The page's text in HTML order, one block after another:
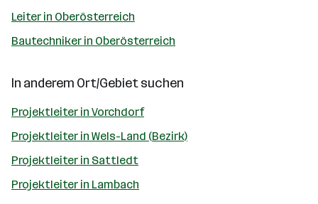
Leiter in Oberösterreich
Bautechniker in Oberösterreich
In anderem Ort/Gebiet suchen
Projektleiter in Vorchdorf
Projektleiter in Wels-Land (Bezirk)
Projektleiter in Sattledt
Projektleiter in Lambach